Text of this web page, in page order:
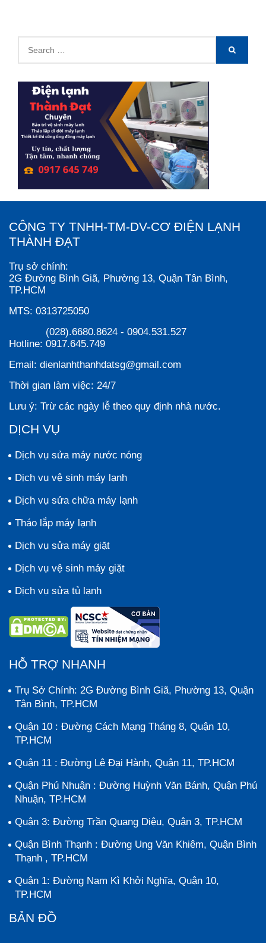
for:
SEARCH
CÔNG TY TNHH-TM-DV-CƠ ĐIỆN LẠNH
THÀNH ĐẠT
Trụ sở chính:
2G Đường Bình Giã, Phường 13, Quận Tân Bình,
TP.HCM
MTS: 0313725050
Hotline:
(028).6680.8624 - 0904.531.527
0917.645.749
Email: dienlanhthanhdatsg@gmail.com
Thời gian làm việc: 24/7
Lưu ý: Trừ các ngày lễ theo quy định nhà nước.
DỊCH VỤ
Dịch vụ sửa máy nước nóng
Dịch vụ vệ sinh máy lạnh
Dịch vụ sửa chữa máy lạnh
Tháo lắp máy lạnh
Dịch vụ sửa máy giặt
Dịch vụ vệ sinh máy giặt
Dịch vụ sửa tủ lạnh
HỖ TRỢ NHANH
Trụ Sở Chính: 2G Đường Bình Giã, Phường 13, Quận
Tân Bình, TP.HCM
Quận 10 : Đường Cách Mạng Tháng 8, Quận 10,
TP.HCM
Quận 11 : Đường Lê Đại Hành, Quận 11, TP.HCM
Quận Phú Nhuận : Đường Huỳnh Văn Bánh, Quận Phú
Nhuận, TP.HCM
Quận 3: Đường Trần Quang Diệu, Quận 3, TP.HCM
Quận Bình Thạnh : Đường Ung Văn Khiêm, Quận Bình
Thạnh , TP.HCM
Quận 1: Đường Nam Kì Khởi Nghĩa, Quận 10,
TP.HCM
BẢN ĐỒ